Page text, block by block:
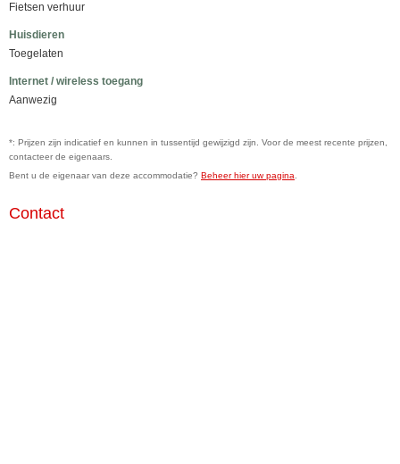
Fietsen verhuur
Huisdieren
Toegelaten
Internet / wireless toegang
Aanwezig
*: Prijzen zijn indicatief en kunnen in tussentijd gewijzigd zijn. Voor de meest recente prijzen,
contacteer de eigenaars.
Bent u de eigenaar van deze accommodatie? Beheer hier uw pagina
Contact